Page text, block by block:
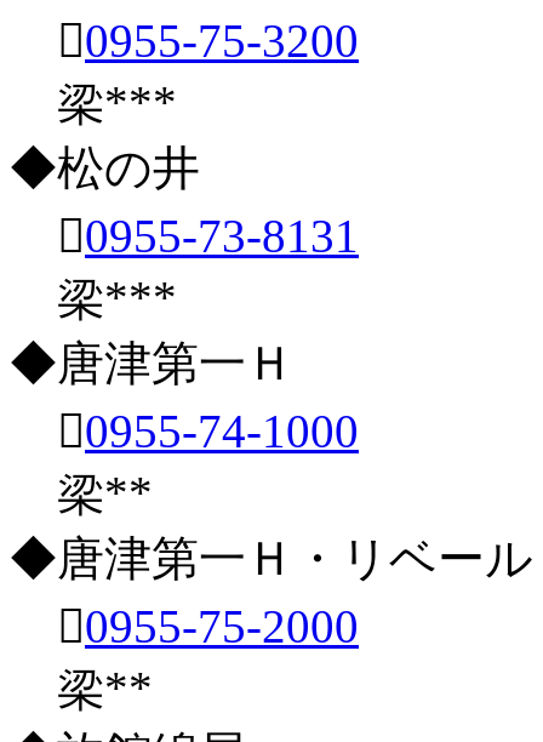
0955-75-3200
梁***
◆松の井
0955-73-8131
梁***
◆唐津第一Ｈ
0955-74-1000
梁**
◆唐津第一Ｈ・リベール
0955-75-2000
梁**